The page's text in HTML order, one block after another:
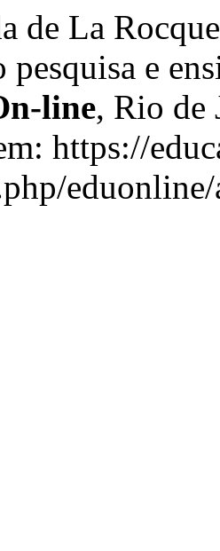
de La
pesquisa e
line, Rio de
https://